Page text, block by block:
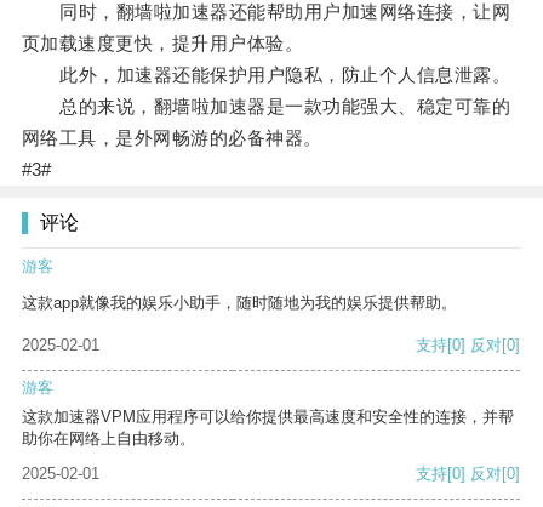
同时，翻墙啦加速器还能帮助用户加速网络连接，让网
页加载速度更快，提升用户体验。
此外，加速器还能保护用户隐私，防止个人信息泄露。
总的来说，翻墙啦加速器是一款功能强大、稳定可靠的
网络工具，是外网畅游的必备神器。
#3#
评论
游客
这款app就像我的娱乐小助手，随时随地为我的娱乐提供帮助。
2025-02-01 支持[0] 反对[0]
游客
这款加速器VPM应用程序可以给你提供最高速度和安全性的连接，并帮
助你在网络上自由移动。
2025-02-01
支持[0] 反对[0]